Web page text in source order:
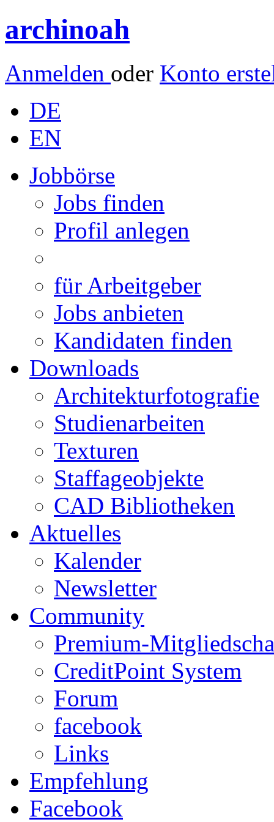
archinoah
Anmelden oder Konto
DE
EN
Jobbörse
Jobs finden
Profil anlegen
für Arbeitgeber
Jobs anbieten
Kandidaten finden
Downloads
Architekturfotografie
Studienarbeiten
Texturen
Staffageobjekte
CAD Bibliotheken
Aktuelles
Kalender
Newsletter
Community
Premium-
CreditPoint System
Forum
facebook
Links
Empfehlung
Facebook